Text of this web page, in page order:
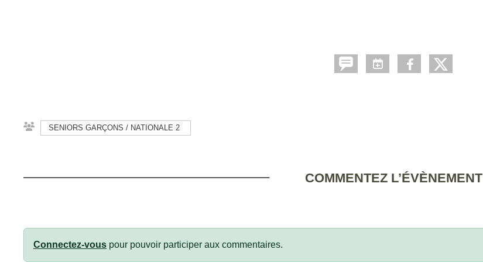
SENIORS GARÇONS / NATIONALE 2
COMMENTEZ L’ÉVÈNEMENT
Connectez-vous pour pouvoir participer aux commentaires.